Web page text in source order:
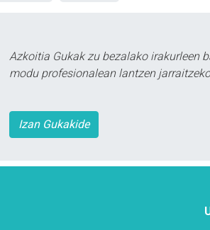
Azkoitia Gukak zu bezalako irakurleen
modu profesionalean lantzen
Izan Gukakide